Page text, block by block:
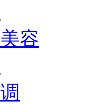
容